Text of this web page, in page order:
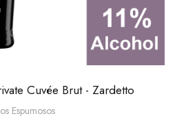
Cuvée Brut - Zardetto
Espumosos